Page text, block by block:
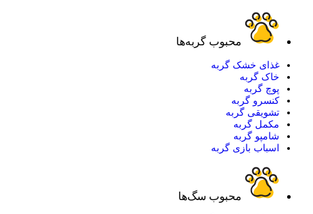
محبوب گربه‌ها
غذای خشک گربه
خاک گربه
پوچ گربه
کنسرو گربه
تشویقی گربه
مکمل گربه
شامپو گربه
اسباب بازی گربه
محبوب سگ‌ها